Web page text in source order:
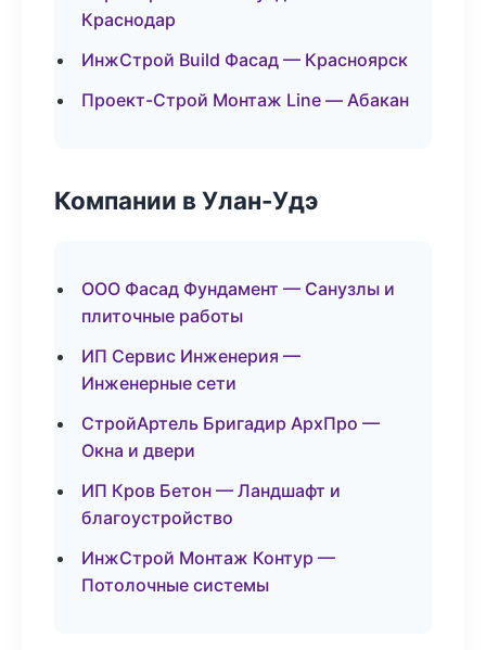
Краснодар
ИнжСтрой Build Фасад — Красноярск
Проект-Строй Монтаж Line — Абакан
Компании в Улан-Удэ
ООО Фасад Фундамент — Санузлы и
плиточные работы
ИП Сервис Инженерия —
Инженерные сети
СтройАртель Бригадир АрхПро —
Окна и двери
ИП Кров Бетон — Ландшафт и
благоустройство
ИнжСтрой Монтаж Контур —
Потолочные системы